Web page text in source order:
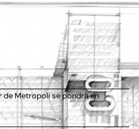
de Metropoli se pondrá en